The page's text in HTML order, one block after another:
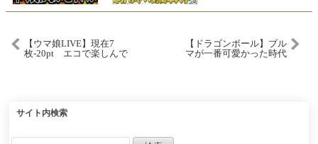
【ウマ娘LIVE】現在7
枚-20pt エコで楽しんで
【ドラゴンボール】ブル
マが一番可愛かった時代
サイト内検索